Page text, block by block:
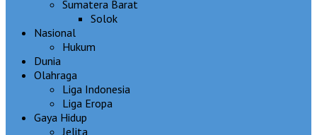
Sumatera Barat
Solok
Nasional
Hukum
Dunia
Olahraga
Liga Indonesia
Liga Eropa
Gaya Hidup
Jelita